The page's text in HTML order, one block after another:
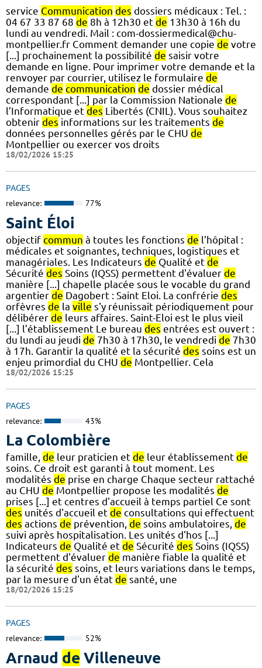
service Communication des dossiers médicaux : Tel. :
04 67 33 87 68 de 8h à 12h30 et de 13h30 à 16h du
lundi au vendredi. Mail : com-dossiermedical@chu-
montpellier.fr Comment demander une copie de votre
[...] prochainement la possibilité de saisir votre
demande en ligne. Pour imprimer votre demande et la
renvoyer par courrier, utilisez le formulaire de
demande de communication de dossier médical
correspondant [...] par la Commission Nationale de
l’Informatique et des Libertés (CNIL). Vous souhaitez
obtenir des informations sur les traitements de
données personnelles gérés par le CHU de
Montpellier ou exercer vos droits
18/02/2026 15:25
PAGES
relevance: 77%
Saint Éloi
objectif commun à toutes les fonctions de l’hôpital :
médicales et soignantes, techniques, logistiques et
managériales. Les Indicateurs de Qualité et de
Sécurité des Soins (IQSS) permettent d'évaluer de
manière [...] chapelle placée sous le vocable du grand
argentier de Dagobert : Saint Eloi. La confrérie des
orfèvres de la ville s'y réunissait périodiquement pour
délibérer de leurs affaires. Saint-Eloi est le plus vieil
[...] l’établissement Le bureau des entrées est ouvert :
du lundi au jeudi de 7h30 à 17h30, le vendredi de 7h30
à 17h. Garantir la qualité et la sécurité des soins est un
enjeu primordial du CHU de Montpellier. Cela
18/02/2026 15:25
PAGES
relevance: 43%
La Colombière
famille, de leur praticien et de leur établissement de
soins. Ce droit est garanti à tout moment. Les
modalités de prise en charge Chaque secteur rattaché
au CHU de Montpellier propose les modalités de
prises [...] et centres d'accueil à temps partiel Ce sont
des unités d'accueil et de consultations qui effectuent
des actions de prévention, de soins ambulatoires, de
suivi après hospitalisation. Les unités d'hos [...]
Indicateurs de Qualité et de Sécurité des Soins (IQSS)
permettent d'évaluer de manière fiable la qualité et
la sécurité des soins, et leurs variations dans le temps,
par la mesure d'un état de santé, une
18/02/2026 15:25
PAGES
relevance: 52%
Arnaud de Villeneuve